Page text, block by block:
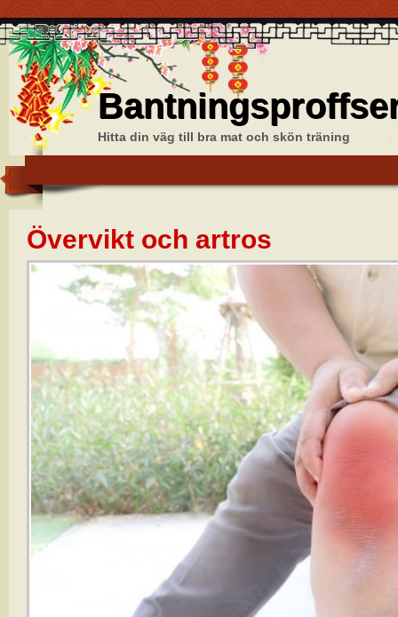
Hitta din väg till bra mat och skön träning
Övervikt och artros